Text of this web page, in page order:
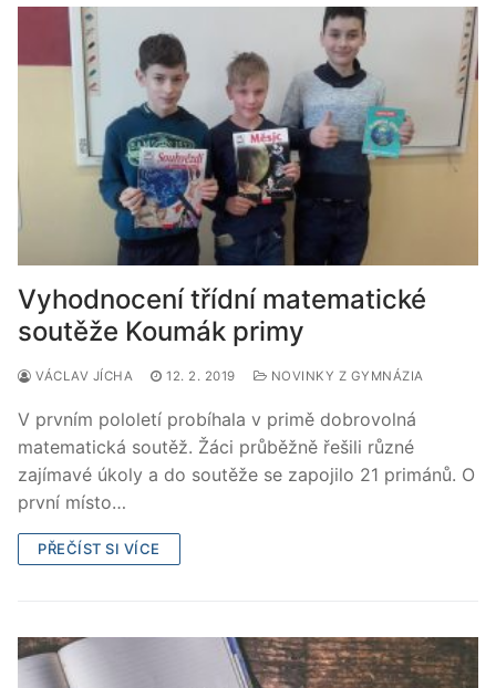
Vyhodnocení třídní matematické
soutěže Koumák primy
VÁCLAV JÍCHA 12. 2. 2019 NOVINKY Z GYMNÁZIA
V prvním pololetí probíhala v primě dobrovolná
matematická soutěž. Žáci průběžně řešili různé
zajímavé úkoly a do soutěže se zapojilo 21 primánů. O
první místo…
PŘEČÍST SI VÍCE